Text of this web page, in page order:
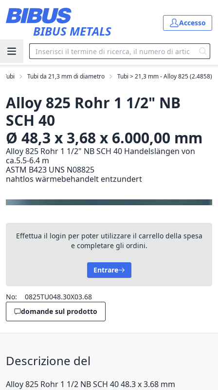
BIBUS METALS
Accesso
Tubi Tubi da 21,3 mm di diametro Tubi > 21,3 mm - Alloy 825 (2.4858)
Alloy 825 Rohr 1 1/2" NB
SCH 40
Ø 48,3 x 3,68 x 6.000,00 mm
Alloy 825 Rohr 1 1/2" NB SCH 40 Handelslängen von
ca.5.5-6.4 m
ASTM B423 UNS N08825
nahtlos wärmebehandelt entzundert
Effettua il login per poter utilizzare il carrello della spesa
e completare gli ordini.
Entrare
No:
0825TU048.30X03.68
domande sul prodotto
Descrizione del
Alloy 825 Rohr 1 1/2 NB SCH 40 48.3 x 3.68 mm